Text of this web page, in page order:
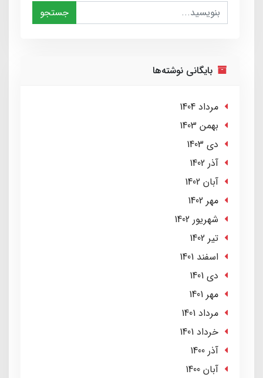
جستجو
بایگانی نوشته‌ها
مرداد 1404
بهمن 1403
دی 1403
آذر 1402
آبان 1402
مهر 1402
شهریور 1402
تير 1402
اسفند 1401
دی 1401
مهر 1401
مرداد 1401
خرداد 1401
آذر 1400
آبان 1400